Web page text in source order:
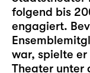
folgend bis
engagiert.
war, spielte
Theater unter